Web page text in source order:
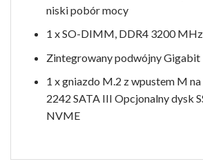
niski pobór mocy
1 x SO-DIMM, DDR4 3200 MHz
Zintegrowany podwójny Gigabit
1 x gniazdo M.2 z wpustem M na
2242 SATA III Opcjonalny dysk
NVME